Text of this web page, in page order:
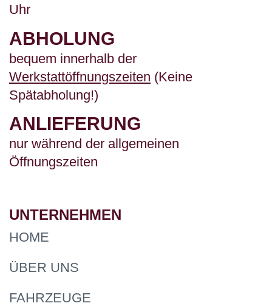
Uhr
ABHOLUNG
bequem innerhalb der
Werkstattöffnungszeiten (Keine
Spätabholung!)
ANLIEFERUNG
nur während der allgemeinen
Öffnungszeiten
UNTERNEHMEN
HOME
ÜBER UNS
FAHRZEUGE